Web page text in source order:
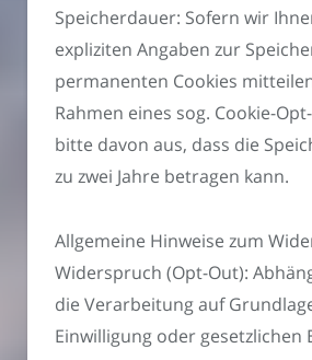
Speicherdauer: Sofern wir
expliziten Angaben zur
permanenten Cookies
Rahmen eines sog. Cookie-
bitte davon aus, dass die
zu zwei Jahre betragen kann.
Allgemeine Hinweise zum
Widerspruch (Opt-Out):
die Verarbeitung auf
Einwilligung oder gesetzlichen